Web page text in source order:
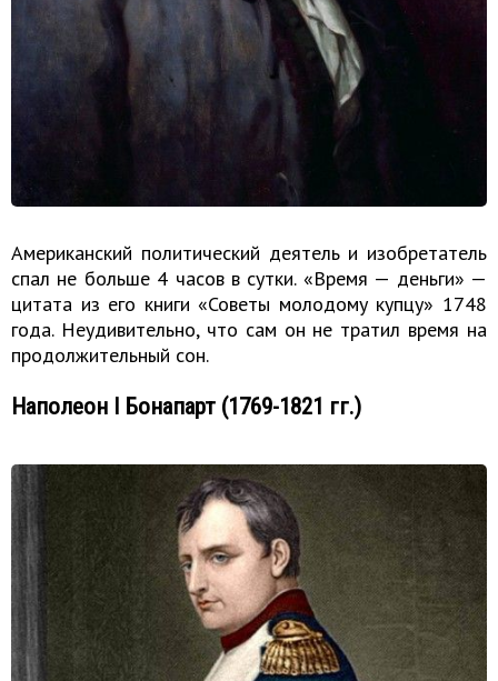
Американский политический деятель и изобретатель
спал не больше 4 часов в сутки. «Время — деньги» —
цитата из его книги «Советы молодому купцу» 1748
года. Неудивительно, что сам он не тратил время на
продолжительный сон.
Наполеон I Бонапарт (1769-1821 гг.)